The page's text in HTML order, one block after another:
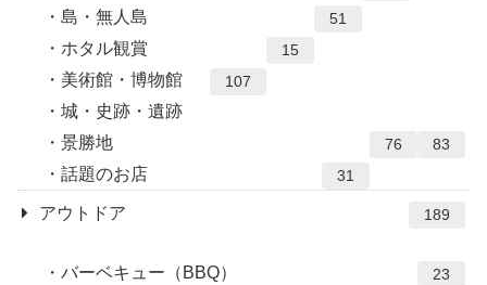
島・無人島 51
ホタル観賞 15
美術館・博物館 107
城・史跡・遺跡
83
景勝地 76
話題のお店 31
アウトドア 189
バーベキュー（BBQ） 23